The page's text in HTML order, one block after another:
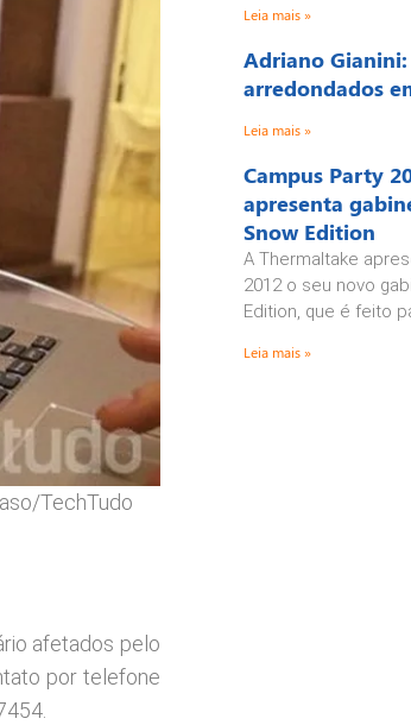
TechTudo
afetados pelo
por telefone
Leia mais »
Adriano
arredondados
Leia mais »
Campus Party
apresenta
Snow Edition
A Thermaltake
2012 o seu novo
Edition, que é feito
Leia mais »